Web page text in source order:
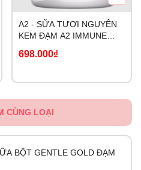
A2 - SỮA TƯƠI NGUYÊN
KEM ĐẠM A2 IMMUNE
698.000₫
CÙNG LOẠI
BỘT GENTLE GOLD ĐẠM